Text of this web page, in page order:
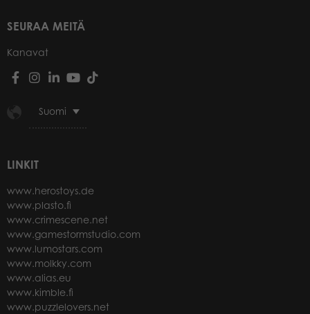
SEURAA MEITÄ
Kanavat
Suomi
LINKIT
www.herostoys.de
www.plasto.fi
www.crimescene.net
www.gamestormstudio.com
www.lumostars.com
www.molkky.com
www.alias.eu
www.kimble.fi
www.puzzlelovers.net